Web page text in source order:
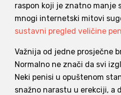
raspon koji je znatno manje
mnogi internetski mitovi
sustavni pregled veličine
Važnija od jedne prosječne
Normalno ne znači da svi
Neki penisi u opuštenom
snažno narastu u erekciji, a